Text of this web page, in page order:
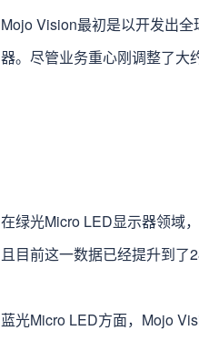
Mojo Vision最初是以开发出
器。尽管业务重心刚调整了大
在绿光Micro LED显示器领域
且目前这一数据已经提升到了
蓝光Micro LED方面，Mojo